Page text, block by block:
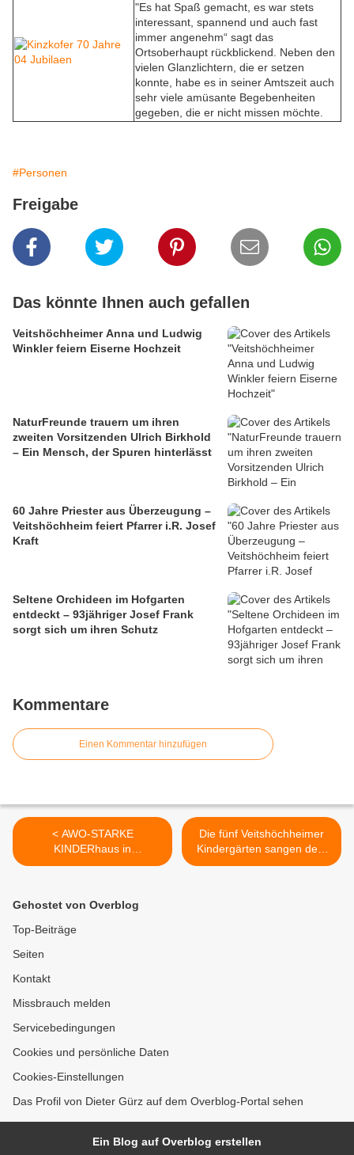
"Es hat Spaß gemacht, es war stets
interessant, spannend und auch fast
immer angenehm“ sagt das
Ortsoberhaupt rückblickend. Neben den
vielen Glanzlichtern, die er setzen
konnte, habe es in seiner Amtszeit auch
sehr viele amüsante Begebenheiten
gegeben, die er nicht missen möchte.
#Personen
Freigabe
Das könnte Ihnen auch gefallen
Veitshöchheimer Anna und Ludwig
Winkler feiern Eiserne Hochzeit
NaturFreunde trauern um ihren
zweiten Vorsitzenden Ulrich Birkhold
– Ein Mensch, der Spuren hinterlässt
60 Jahre Priester aus Überzeugung –
Veitshöchheim feiert Pfarrer i.R. Josef
Kraft
Seltene Orchideen im Hofgarten
entdeckt – 93jähriger Josef Frank
sorgt sich um ihren Schutz
Kommentare
Einen Kommentar hinzufügen
< AWO-STARKE
KINDERhaus in
Veitshöchheim wurde für
Übergabe durch Festakt
Die fünf Veitshöchheimer
Kindergärten sangen dem
Bürgermeister ein
Gehostet von Overblog
Top-Beiträge
Seiten
Kontakt
Missbrauch melden
Servicebedingungen
Cookies und persönliche Daten
Cookies-Einstellungen
Das Profil von Dieter Gürz auf dem Overblog-Portal sehen
Ein Blog auf Overblog erstellen